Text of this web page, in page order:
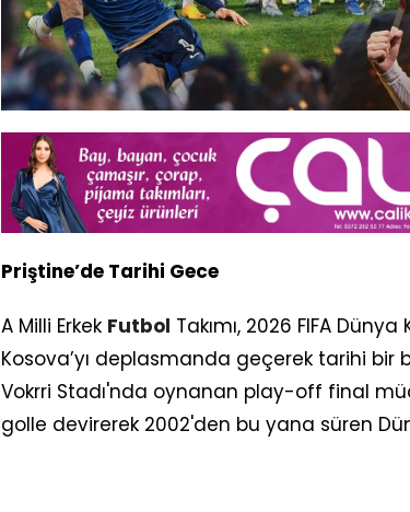
Priştine’de Tarihi Gece
A Milli Erkek Futbol Takımı, 2026 FIFA
Kosova’yı deplasmanda geçerek tarihi bir
Vokrri Stadı'nda oynanan play-off final
golle devirerek 2002'den bu yana süren